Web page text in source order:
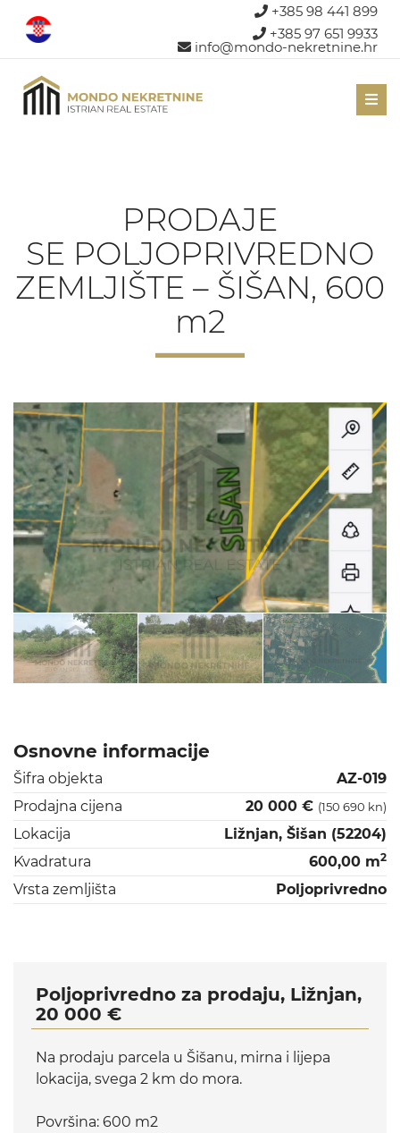
+385 98 441 899
+385 97 651 9933
info@mondo-nekretnine.hr
PRODAJE
SE POLJOPRIVREDNO
ZEMLJIŠTE – ŠIŠAN, 600
m2
Osnovne informacije
Šifra objekta
AZ-019
Prodajna cijena
20 000 € (150 690 kn)
Lokacija
Ližnjan, Šišan (52204)
Kvadratura
600,00 m2
Vrsta zemljišta Poljoprivredno
Poljoprivredno za prodaju, Ližnjan,
20 000 €
Na prodaju parcela u Šišanu, mirna i lijepa
lokacija, svega 2 km do mora.
Površina: 600 m2